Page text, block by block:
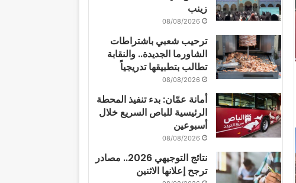
زينب
08/08/2026
ترحيب شعبي باشتراطات
الشاورما الجديدة.. والنقابة
تطالب بتطبيقها تدريجياً
08/08/2026
أمانة عمّان: بدء تنفيذ المحطة
الرئيسية للباص السريع خلال
أسبوعين
08/08/2026
نتائج التوجيهي 2026.. مصادر
ترجح إعلانها الاثنين